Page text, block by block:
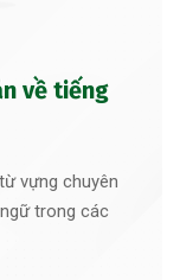
về tiếng
vựng chuyên
trong các